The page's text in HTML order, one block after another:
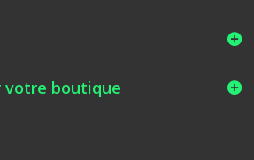
votre boutique